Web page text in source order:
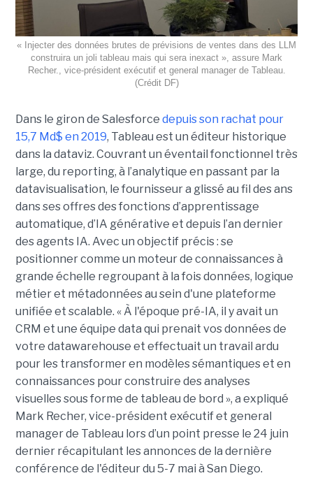
« Injecter des données brutes de prévisions de ventes dans des LLM
construira un joli tableau mais qui sera inexact », assure Mark
Recher., vice-président exécutif et general manager de Tableau.
(Crédit DF)
Dans le giron de Salesforce depuis son rachat pour
15,7 Md$ en 2019, Tableau est un éditeur historique
dans la dataviz. Couvrant un éventail fonctionnel très
large, du reporting, à l’analytique en passant par la
datavisualisation, le fournisseur a glissé au fil des ans
dans ses offres des fonctions d’apprentissage
automatique, d’IA générative et depuis l’an dernier
des agents IA. Avec un objectif précis : se
positionner comme un moteur de connaissances à
grande échelle regroupant à la fois données, logique
métier et métadonnées au sein d'une plateforme
unifiée et scalable. « À l'époque pré-IA, il y avait un
CRM et une équipe data qui prenait vos données de
votre datawarehouse et effectuait un travail ardu
pour les transformer en modèles sémantiques et en
connaissances pour construire des analyses
visuelles sous forme de tableau de bord », a expliqué
Mark Recher, vice-président exécutif et general
manager de Tableau lors d’un point presse le 24 juin
dernier récapitulant les annonces de la dernière
conférence de l'éditeur du 5-7 mai à San Diego.